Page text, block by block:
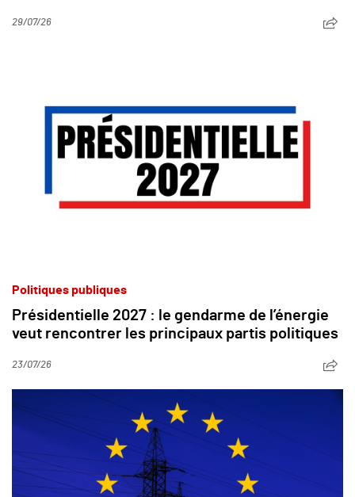
29/07/26
Politiques publiques
Présidentielle 2027 : le gendarme de l’énergie
veut rencontrer les principaux partis politiques
23/07/26